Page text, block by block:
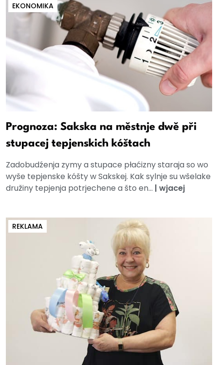
EKONOMIKA
Prognoza: Sakska na městnje dwě při
stupacej tepjenskich kóštach
Zadobudźenja zymy a stupace płaćizny staraja so wo
wyše tepjenske kóšty w Sakskej. Kak sylnje su wšelake
družiny tepjenja potrjechene a što en... | wjacej
REKLAMA